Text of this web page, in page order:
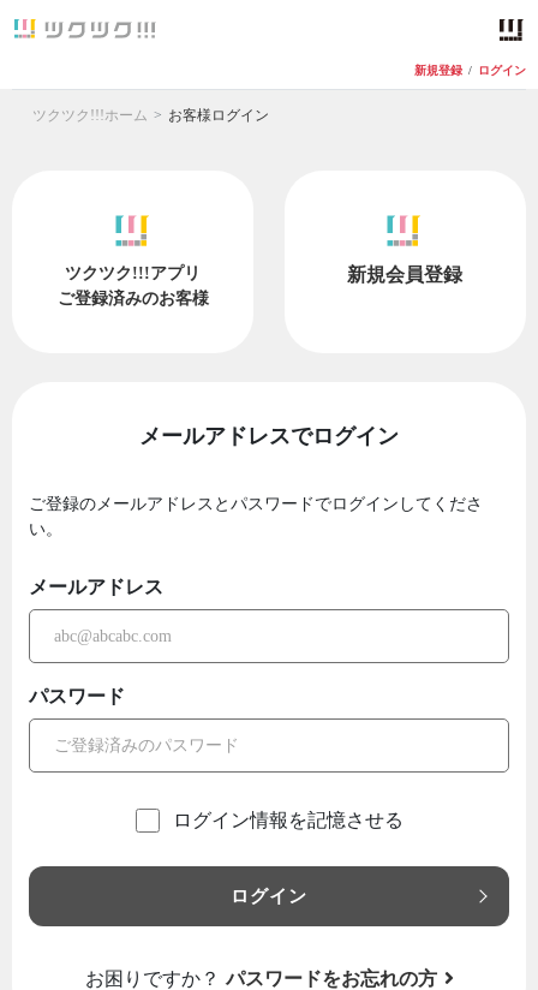
新規登録 / ログイン
ツクツク!!!ホーム お客様ログイン
ツクツク!!!アプリ
ご登録済みのお客様
新規会員登録
メールアドレスでログイン
ご登録のメールアドレスとパスワードでログインしてくださ
い。
メールアドレス
パスワード
ログイン情報を記憶させる
ログイン
お困りですか？ パスワードをお忘れの方